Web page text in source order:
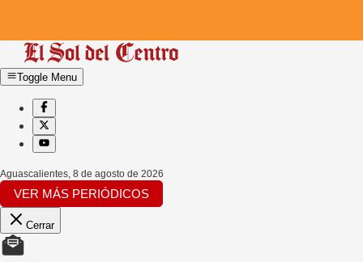
Toggle Menu
Aguascalientes, 8 de agosto de 2026
VER MÁS PERIÓDICOS
Cerrar